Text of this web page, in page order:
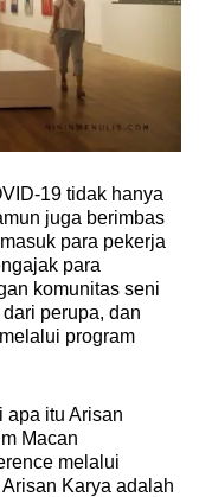
19 tidak hanya
juga berimbas
para pekerja
para
komunitas seni
perupa, dan
program
apa itu Arisan
Macan
melalui
Karya adalah